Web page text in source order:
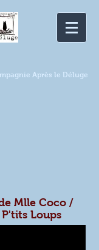
Après le Déluge
Mlle Coco /
Loups